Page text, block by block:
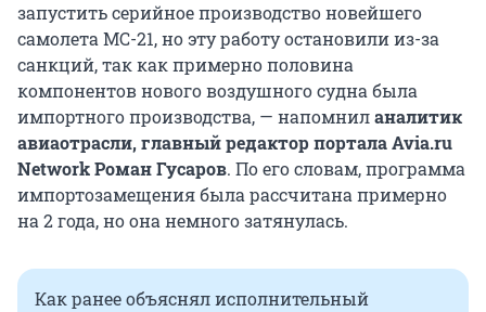
запустить серийное производство новейшего
самолета МС-21, но эту работу остановили из-за
санкций, так как примерно половина
компонентов нового воздушного судна была
импортного производства, — напомниланалитик
авиаотрасли, главный редактор портала Avia.ru
Network Роман Гусаров. По его словам, программа
импортозамещения была рассчитана примерно
на 2 года, но она немного затянулась.
Как ранее объяснял исполнительный